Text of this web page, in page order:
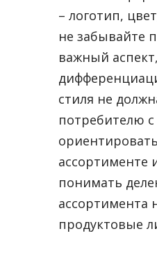
– логотип,
не забывайте
важный
стиля не
потребителю с
ассортименте
понимать
ассортимента
продуктовые